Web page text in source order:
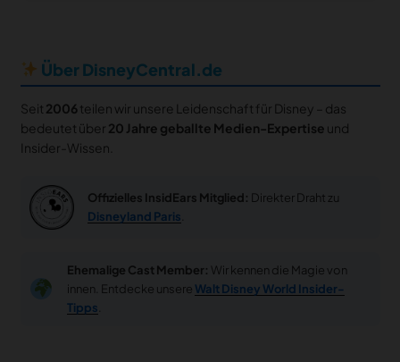
Über DisneyCentral.de
Seit 2006teilen wir unsere Leidenschaft für Disney – das
bedeutet über 20 Jahre geballte Medien-Expertise und
Insider-Wissen.
Offizielles InsidEars Mitglied: Direkter Draht zu
Disneyland Paris
Ehemalige Cast Member: Wir kennen die Magie von
innen. Entdecke unsere Walt Disney World Insider-
Tipps